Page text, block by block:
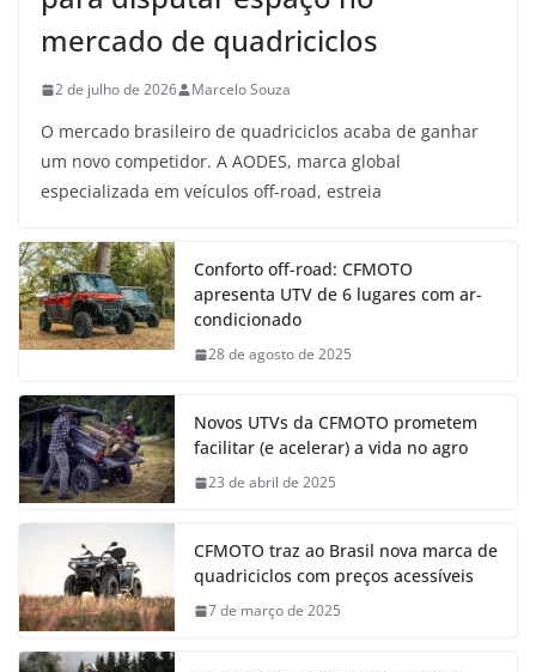
mercado de quadriciclos
2 de julho de 2026 Marcelo Souza
O mercado brasileiro de quadriciclos acaba de ganhar
um novo competidor. A AODES, marca global
especializada em veículos off-road, estreia
Conforto off-road: CFMOTO
apresenta UTV de 6 lugares com ar-
condicionado
28 de agosto de 2025
Novos UTVs da CFMOTO prometem
facilitar (e acelerar) a vida no agro
23 de abril de 2025
CFMOTO traz ao Brasil nova marca de
quadriciclos com preços acessíveis
7 de março de 2025